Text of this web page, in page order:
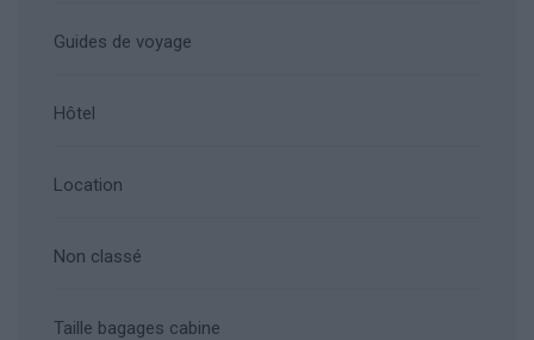
Guides de voyage
Hôtel
Location
Non classé
Taille bagages cabine